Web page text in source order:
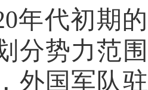
年代初期
分势力范
外国军队